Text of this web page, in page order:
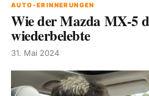
AUTO-ERINNERUNGEN
Wie der Mazda MX-5
wiederbelebte
31. Mai 2024